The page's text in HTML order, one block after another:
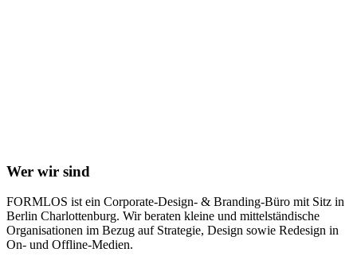
Wer wir sind
FORMLOS ist ein Corporate-Design- & Branding-Büro mit Sitz in
Berlin Charlottenburg. Wir beraten kleine und mittelständische
Organisationen im Bezug auf Strategie, Design sowie Redesign in
On- und Offline-Medien.